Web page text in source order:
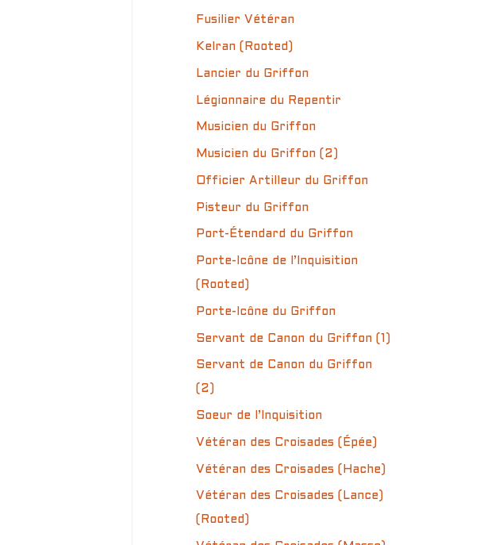
Fusilier Vétéran
Kelran (Rooted)
Lancier du Griffon
Légionnaire du Repentir
Musicien du Griffon
Musicien du Griffon (2)
Officier Artilleur du Griffon
Pisteur du Griffon
Port-Étendard du Griffon
Porte-Icône de l’Inquisition
(Rooted)
Porte-Icône du Griffon
Servant de Canon du Griffon (1)
Servant de Canon du Griffon
(2)
Soeur de l’Inquisition
Vétéran des Croisades (Épée)
Vétéran des Croisades (Hache)
Vétéran des Croisades (Lance)
(Rooted)